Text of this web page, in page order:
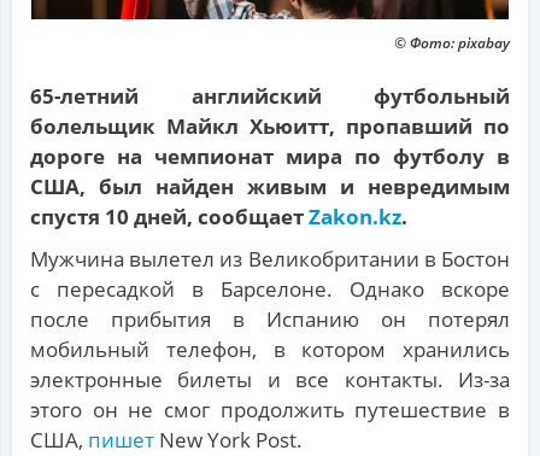
© Фото: pixabay
65-летний английский футбольный
болельщик Майкл Хьюитт, пропавший по
дороге на чемпионат мира по футболу в
США, был найден живым и невредимым
спустя 10 дней, сообщаетZakon.kz.
Мужчина вылетел из Великобритании в Бостон
с пересадкой в Барселоне. Однако вскоре
после прибытия в Испанию он потерял
мобильный телефон, в котором хранились
электронные билеты и все контакты. Из-за
этого он не смог продолжить путешествие в
США, пишет New York Post.